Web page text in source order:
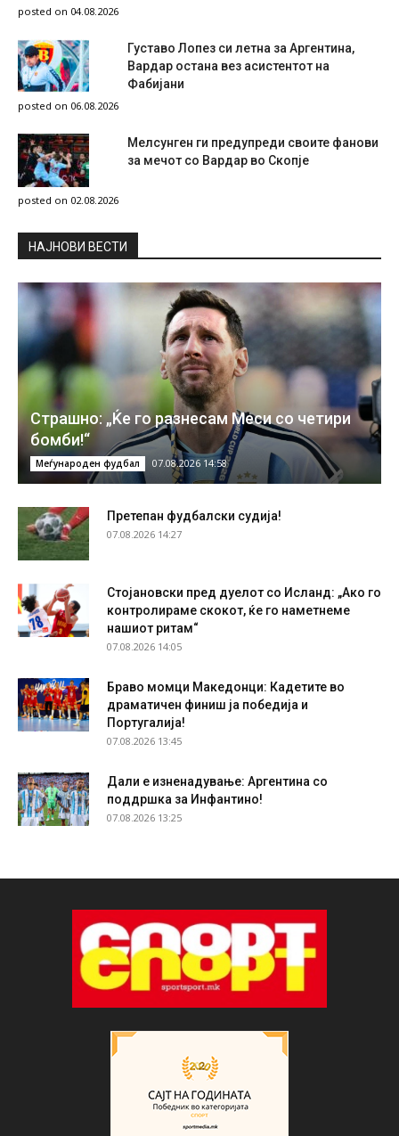
posted on 04.08.2026
Густаво Лопез си летна за Аргентина,
Вардар остана вез асистентот на
Фабијани
posted on 06.08.2026
Мелсунген ги предупреди своите фанови
за мечот со Вардар во Скопје
posted on 02.08.2026
НAЈНОВИ ВЕСТИ
Страшно: „Ќе го разнесам Меси со четири
бомби!“
Меѓународен фудбал 07.08.2026 14:58
Претепан фудбалски судија!
07.08.2026 14:27
Стојановски пред дуелот со Исланд: „Ако го
контролираме скокот, ќе го наметнеме
нашиот ритам“
07.08.2026 14:05
Браво момци Македонци: Кадетите во
драматичен финиш ја победија и
Португалија!
07.08.2026 13:45
Дали е изненадување: Аргентина со
поддршка за Инфантино!
07.08.2026 13:25